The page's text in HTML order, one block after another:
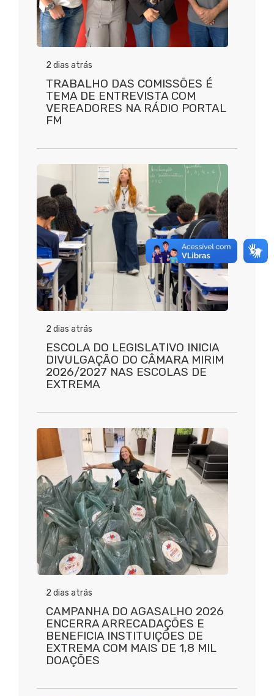
2 dias atrás
TRABALHO DAS COMISSÕES É
TEMA DE ENTREVISTA COM
VEREADORES NA RÁDIO PORTAL
FM
2 dias atrás
ESCOLA DO LEGISLATIVO INICIA
DIVULGAÇÃO DO CÂMARA MIRIM
2026/2027 NAS ESCOLAS DE
EXTREMA
2 dias atrás
CAMPANHA DO AGASALHO 2026
ENCERRA ARRECADAÇÕES E
BENEFICIA INSTITUIÇÕES DE
EXTREMA COM MAIS DE 1,8 MIL
DOAÇÕES